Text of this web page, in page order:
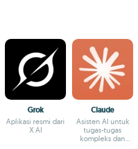
Grok
Aplikasi resmi dari
X AI
Claude
Asisten AI untuk
tugas-tugas
kompleks dan